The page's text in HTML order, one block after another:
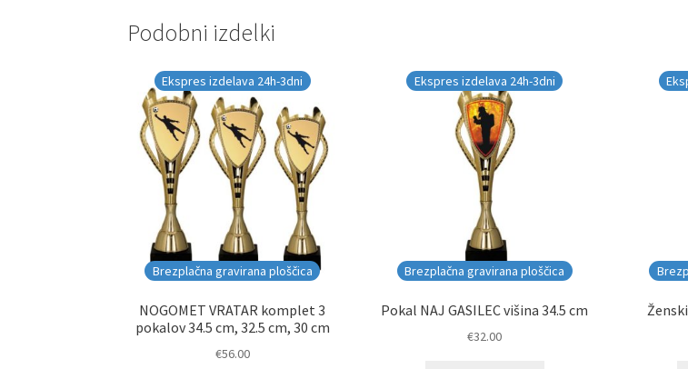
Podobni izdelki
Brezplačna gravirana ploščica
Ekspres izdelava 24h-3dni
NOGOMET VRATAR komplet 3
pokalov 34.5 cm, 32.5 cm, 30 cm
€56.00
Brezplačna gravirana ploščica
Ekspres izdelava 24h-3dni
Pokal NAJ GASILEC višina 34.5 cm
€32.00